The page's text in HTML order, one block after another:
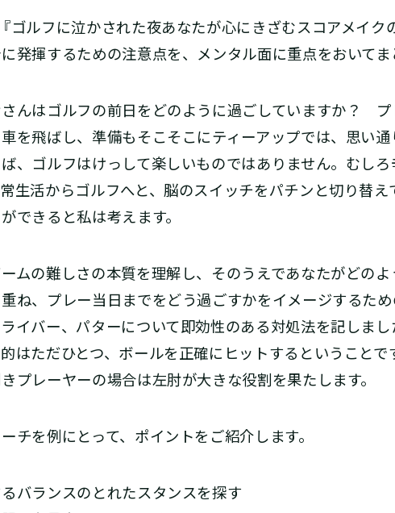
ルフに泣かされた夜あなたが心にきざむスコアメイク
発揮するための注意点を、メンタル面に重点をおいてま
んはゴルフの前日をどのように過ごしていますか？ プ
を飛ばし、準備もそこそこにティーアップでは、思い
、ゴルフはけっして楽しいものではありません。むし
生活からゴルフへと、脳のスイッチをパチンと切り替
できると私は考えます。
ムの難しさの本質を理解し、そのうえであなたがどのよ
ね、プレー当日までをどう過ごすかをイメージするた
イバー、パターについて即効性のある対処法を記しまし
はただひとつ、ボールを正確にヒットするということ
プレーヤーの場合は左肘が大きな役割を果たします。
チを例にとって、ポイントをご紹介します。
バランスのとれたスタンスを探す